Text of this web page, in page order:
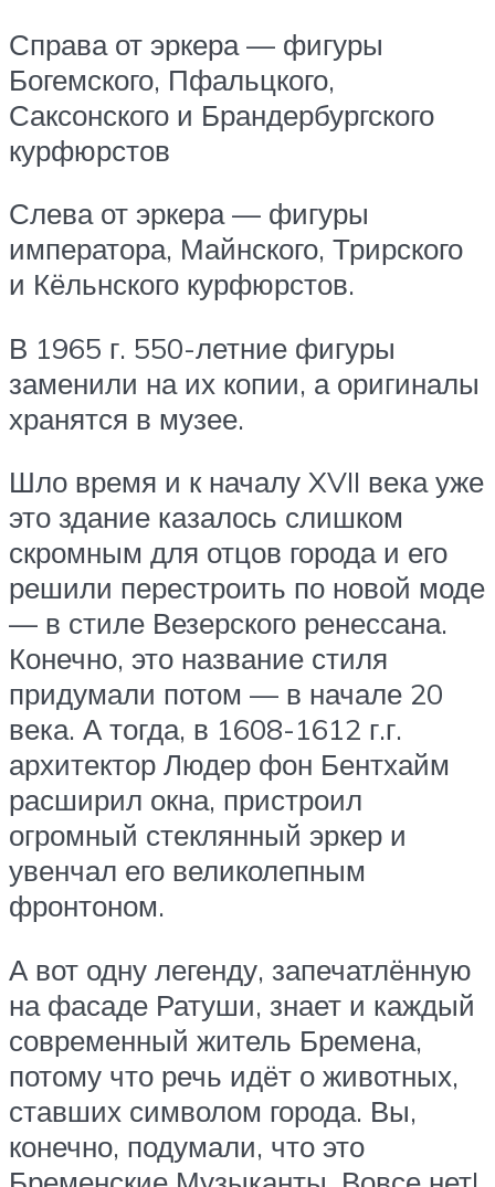
Справа от эркера — фигуры
Богемского, Пфальцкого,
Саксонского и Брандербургского
курфюрстов
Слева от эркера — фигуры
императора, Майнского, Трирского
и Кёльнского курфюрстов.
В 1965 г. 550-летние фигуры
заменили на их копии, а оригиналы
хранятся в музее.
Шло время и к началу XVII века уже
это здание казалось слишком
скромным для отцов города и его
решили перестроить по новой моде
— в стиле Везерского ренессана.
Конечно, это название стиля
придумали потом — в начале 20
века. А тогда, в 1608-1612 г.г.
архитектор Людер фон Бентхайм
расширил окна, пристроил
огромный стеклянный эркер и
увенчал его великолепным
фронтоном.
А вот одну легенду, запечатлённую
на фасаде Ратуши, знает и каждый
современный житель Бремена,
потому что речь идёт о животных,
ставших символом города. Вы,
конечно, подумали, что это